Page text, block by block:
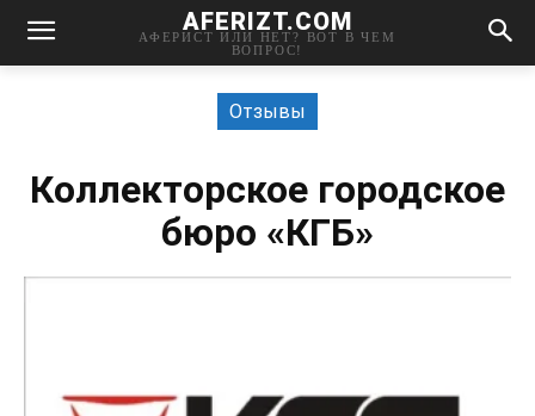
AFERIZT.COM
АФЕРИСТ ИЛИ НЕТ? ВОТ В ЧЕМ
ВОПРОС!
Отзывы
Коллекторское городское
бюро «КГБ»